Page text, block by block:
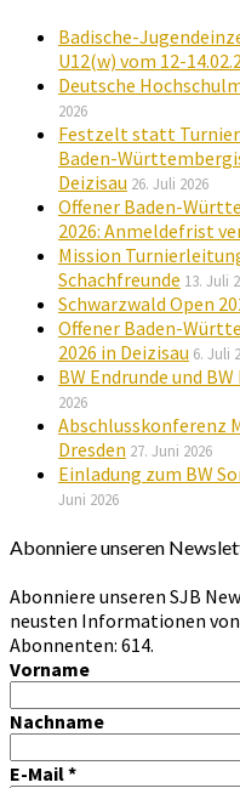
Badische-
U12(w) vom 12-
Deutsche
2026
Festzelt statt
Baden-
Deizisau 26. Juli 2026
Offener Baden-
2026: Anmeldefrist
Mission
Schachfreunde 13. Juli
Schwarzwald Open
Offener Baden-
2026 in Deizisau 6. Juli
BW Endrunde und
2026
Abschlusskonferenz
Dresden 27. Juni 2026
Einladung zum BW
Juni 2026
Abonniere unseren
Abonniere unseren SJB
neusten Informationen
Abonnenten: 614.
Vorname
Nachname
E-Mail*